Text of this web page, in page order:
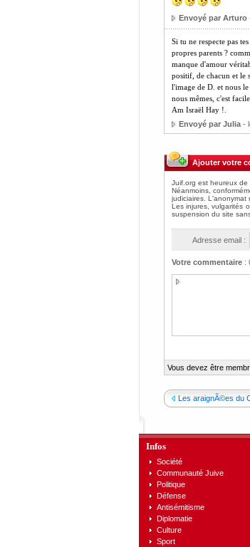
Envoyé par Arturo
Si tu ne respecte pas
propres parents ?
manque d'amour
positif, de chacun et le
l'image de D. et nous
nous mêmes, c'est
Am Israël Hay !.
Envoyé par Julia-
Ajouter votre
Adresse email :
Votre commentaire:
Vous devez être
Les araignÃ©es du
Infos
Société
Communauté Juive
Politique
Défense
Antisémitisme
Diplomatie
Culture
Sport